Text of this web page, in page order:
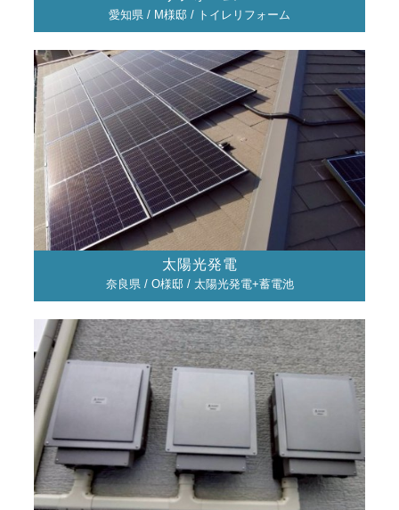
愛知県 / M様邸 / トイレリフォーム
太陽光発電
奈良県 / O様邸 / 太陽光発電+蓄電池